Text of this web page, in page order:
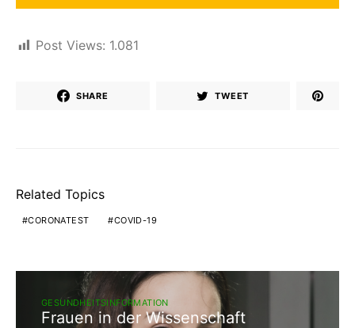
Post Views: 1.081
SHARE TWEET
Related Topics
CORONATEST COVID-19
GESUNDHEITSINFORMATION
Frauen in der Wissenschaft